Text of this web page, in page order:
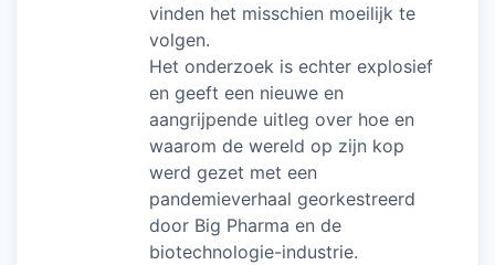
vinden het misschien moeilijk te
volgen.
Het onderzoek is echter explosief
en geeft een nieuwe en
aangrijpende uitleg over hoe en
waarom de wereld op zijn kop
werd gezet met een
pandemieverhaal georkestreerd
door Big Pharma en de
biotechnologie-industrie.